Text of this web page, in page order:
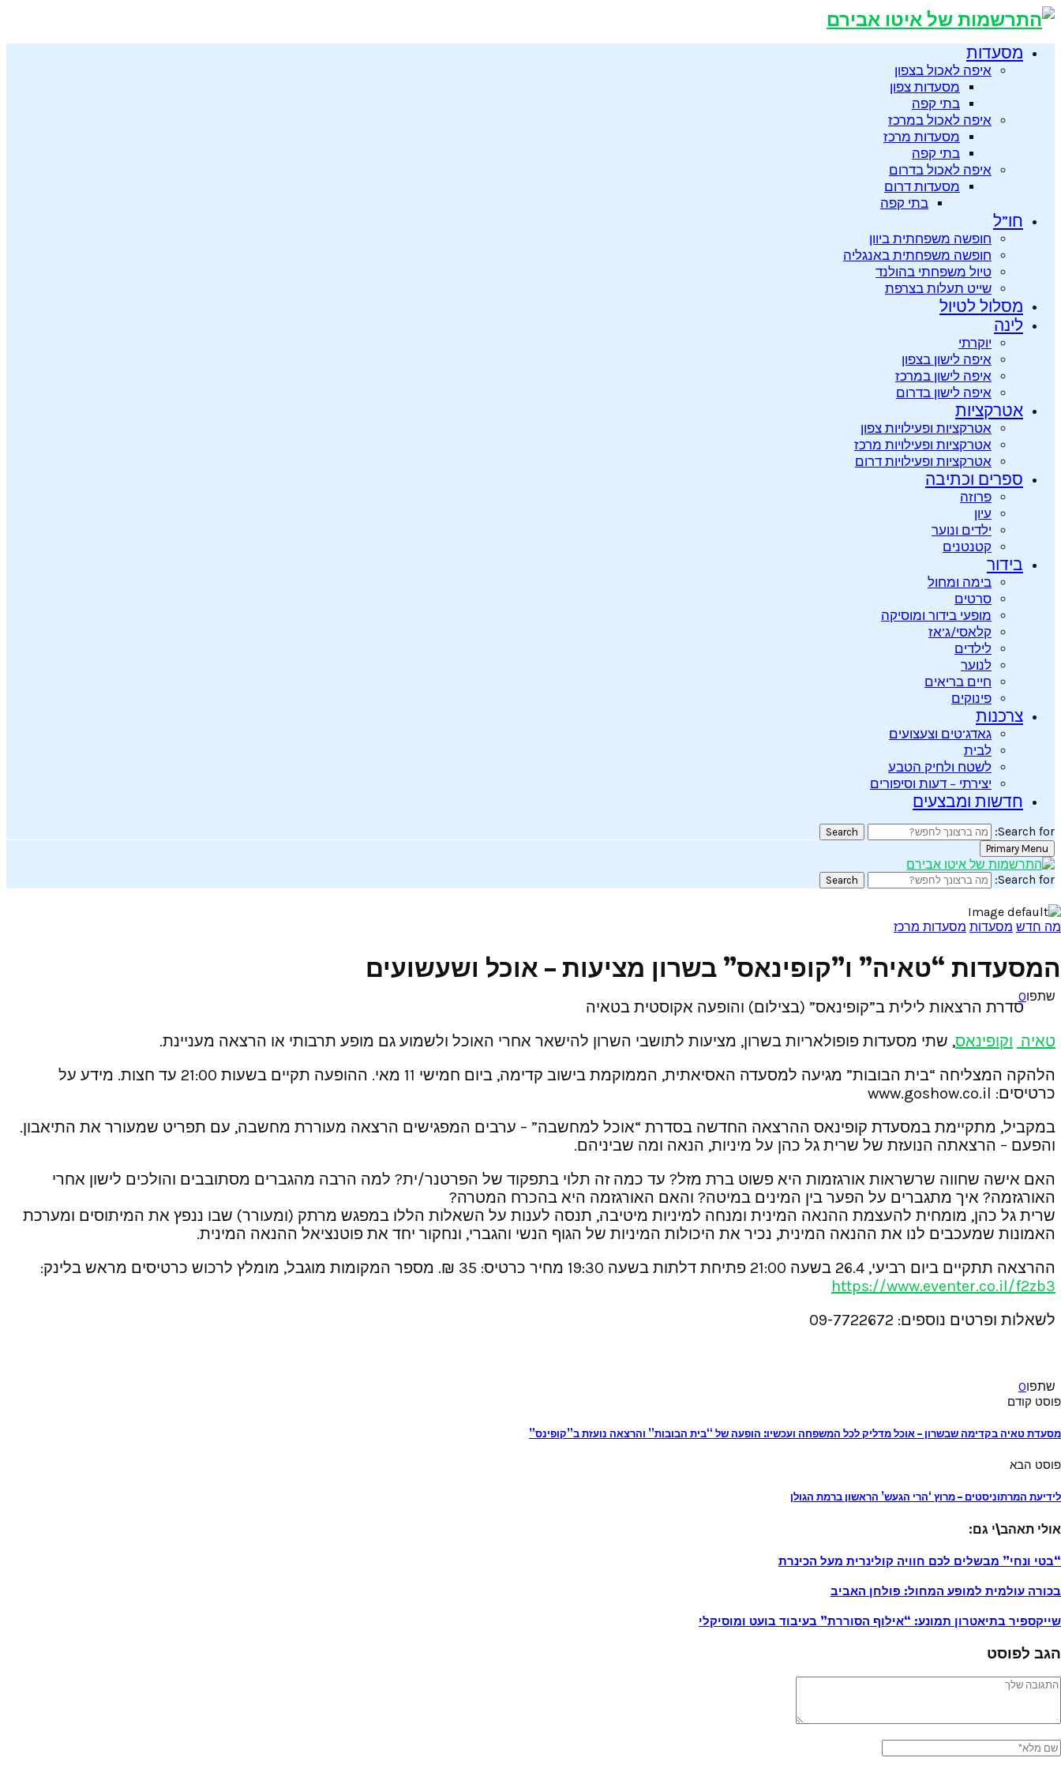
מסעדות
איפה לאכול בצפון
מסעדות צפון
בתי קפה
איפה לאכול במרכז
מסעדות מרכז
בתי קפה
איפה לאכול בדרום
מסעדות דרום
בתי קפה
חו”ל
חופשה משפחתית ביוון
חופשה משפחתית באנגליה
טיול משפחתי בהולנד
שייט תעלות בצרפת
מסלול לטיול
לינה
יוקרתי
איפה לישון בצפון
איפה לישון במרכז
איפה לישון בדרום
אטרקציות
אטרקציות ופעילויות צפון
אטרקציות ופעילויות מרכז
אטרקציות ופעילויות דרום
ספרים וכתיבה
פרוזה
עיון
ילדים ונוער
קטנטנים
בידור
בימה ומחול
סרטים
מופעי בידור ומוסיקה
קלאסי/ג’אז
לילדים
לנוער
חיים בריאים
פינוקים
צרכנות
גאדג’טים וצעצועים
לבית
לשטח ולחיק הטבע
יצירתי – דעות וסיפורים
חדשות ומבצעים
Search for:
Search
Primary Menu
Search for:
Search
מה חדש מסעדות מסעדות מרכז
המסעדות “טאיה” ו”קופינאס” בשרון מציעות – אוכל ושעשועים
שתפו0
סדרת הרצאות לילית ב”קופינאס” (בצילום) והופעה אקוסטית בטאיה
טאיה וקופינאס, שתי מסעדות פופולאריות בשרון, מציעות לתושבי השרון להישאר אחרי האוכל ולשמוע גם מופע תרבותי או הרצאה מעניינת.
הלהקה המצליחה “בית הבובות” מגיעה למסעדה האסיאתית, הממוקמת בישוב קדימה, ביום חמישי 11 מאי‏. ההופעה תקיים ‏בשעות ‏21:00‏ עד חצות. מידע על
כרטיסים: www.goshow.co.il
במקביל, מתקיימת במסעדת קופינאס ההרצאה החדשה בסדרת “אוכל למחשבה” – ערבים המפגישים הרצאה מעוררת מחשבה, עם תפריט שמעורר את התיאבון.
והפעם – הרצאתה הנועזת של שרית גל כהן על מיניות, הנאה ומה שביניהם.
האם אישה שחווה שרשראות אורגזמות היא פשוט ברת מזל? עד כמה זה תלוי בתפקוד של הפרטנר/ית? למה הרבה מהגברים מסתובבים והולכים לישון אחרי
האורגזמה? איך מתגברים על הפער בין המינים במיטה? והאם האורגזמה היא בהכרח המטרה?
שרית גל כהן, מומחית להעצמת ההנאה המינית ומנחה למיניות מיטיבה, תנסה לענות על השאלות הללו במפגש מרתק (ומעורר) שבו ננפץ את המיתוסים ומערכת
האמונות שמעכבים לנו את ההנאה המינית, נכיר את היכולות המיניות של הגוף הנשי והגברי, ונחקור יחד את פוטנציאל ההנאה המינית.
ההרצאה תתקיים ביום רביעי, 26.4 בשעה 21:00 פתיחת דלתות בשעה 19:30 מחיר כרטיס: 35 ₪. מספר המקומות מוגבל, מומלץ לרכוש כרטיסים מראש בלינק:
https://www.eventer.co.il/f2zb3
לשאלות ופרטים נוספים: 09-7722672
שתפו0
פוסט קודם
מסעדת טאיה בקדימה שבשרון – אוכל מדליק לכל המשפחה ועכשיו: הופעה של “בית הבובות” והרצאה נועזת ב”קופינס”
פוסט הבא
לידיעת המרתוניסטים – מרוץ ‘הרי הגעש’ הראשון ברמת הגולן
אולי תאהב\י גם:
“בטי ונחי” מבשלים לכם חוויה קולינרית מעל הכינרת
בכורה עולמית למופע המחול: פולחן האביב
שייקספיר בתיאטרון תמונע: “אילוף הסוררת” בעיבוד בועט ומוסיקלי
הגב לפוסט